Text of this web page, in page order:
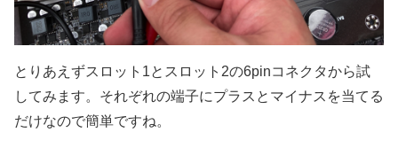
とりあえずスロット1とスロット2の6pinコネクタから試
してみます。それぞれの端子にプラスとマイナスを当てる
だけなので簡単ですね。